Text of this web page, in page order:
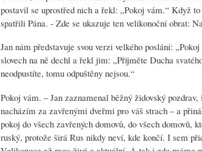
postavil se uprostřed nich a řekl: „Pokoj vám.“ Když
spatřili Pána. - Zde se ukazuje ten velikonoční obrat:
Jan nám představuje svou verzi velkého poslání:
slovech na ně dechl a řekl jim: „Přijměte Ducha
neodpustíte, tomu odpuštěny nejsou.“
Pokoj vám. – Jan zaznamenal běžný židovský
nacházím za zavřenými dveřmi pro váš strach – a
pokoj do všech zavřených domovů, do všech domovů,
ruský, protože širá Rus nikdy neví, kde končí. I sem